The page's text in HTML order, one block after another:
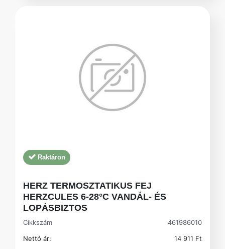
Raktáron
HERZ TERMOSZTATIKUS FEJ
HERZCULES 6-28°C VANDÁL- ÉS
LOPÁSBIZTOS
Cikkszám
461986010
Nettó ár:
14 911 Ft